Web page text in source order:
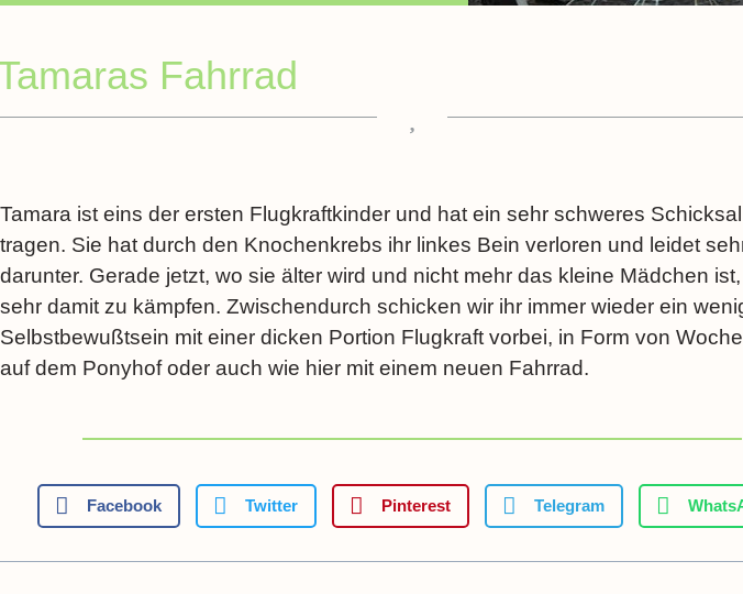
Fahrrad
Tamara ist eins der ersten Flugkraftkinder und hat ein sehr schweres
tragen. Sie hat durch den Knochenkrebs ihr linkes Bein verloren und leidet
darunter. Gerade jetzt, wo sie älter wird und nicht mehr das kleine Mädchen
sehr damit zu kämpfen. Zwischendurch schicken wir ihr immer wieder ein
Selbstbewußtsein mit einer dicken Portion Flugkraft vorbei, in Form von
auf dem Ponyhof oder auch wie hier mit einem neuen Fahrrad.
Facebook Twitter Pinterest Telegram